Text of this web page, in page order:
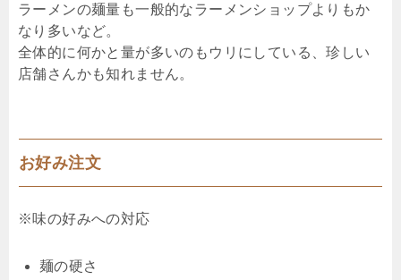
ラーメンの麺量も一般的なラーメンショップよりもか
なり多いなど。
全体的に何かと量が多いのもウリにしている、珍しい
店舗さんかも知れません。
お好み注文
※味の好みへの対応
麺の硬さ